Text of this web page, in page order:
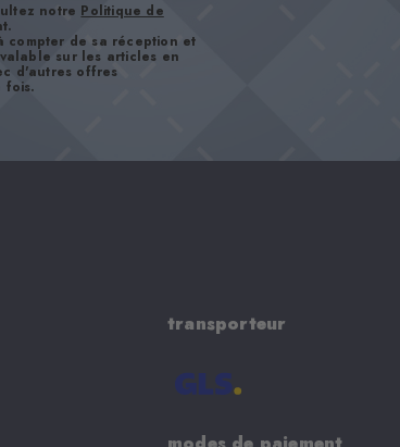
notre Politique de
compter de sa réception et
sur les articles en
d'autres offres
fois.
transporteur